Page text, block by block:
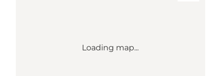
Loading map...